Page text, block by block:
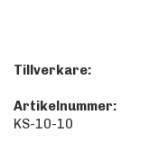
Tillverkare:
Artikelnummer:
KS-10-10